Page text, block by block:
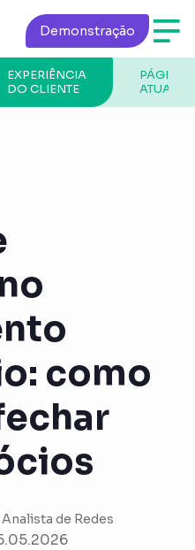
Demonstração
PÁGINA
ATUAL
EXPERIÊNCIA
DO CLIENTE
como
de Redes